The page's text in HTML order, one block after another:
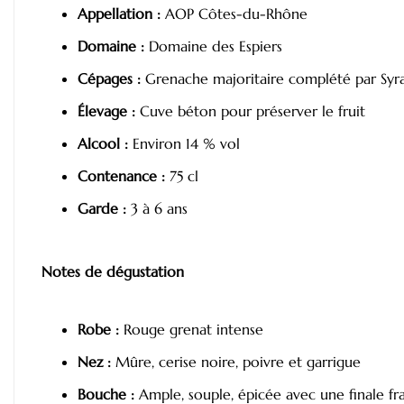
Appellation : AOP Côtes-du-Rhône
Domaine : Domaine des Espiers
Cépages : Grenache majoritaire complété par
Élevage : Cuve béton pour préserver le fruit
Alcool : Environ 14 % vol
Contenance : 75 cl
Garde : 3 à 6 ans
Notes de dégustation
Robe : Rouge grenat intense
Nez : Mûre, cerise noire, poivre et garrigue
Bouche : Ample, souple, épicée avec une finale